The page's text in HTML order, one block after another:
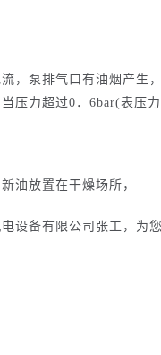
，泵排气口有油烟产生
压力超过0．6bar(表压
油放置在干燥场所，
设备有限公司张工，为您